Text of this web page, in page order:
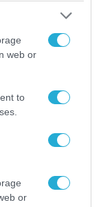
web or
to
or
στον πρώην